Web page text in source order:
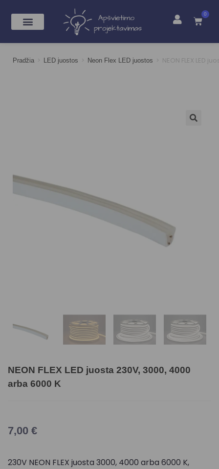
0
Pradžia > LED juostos > Neon Flex LED juostos > NEON FLEX LED
NEON FLEX LED juosta 230V, 3000, 4000
arba 6000 K
7,00 €
230V NEON FLEX juosta 3000, 4000 arba 6000 K,